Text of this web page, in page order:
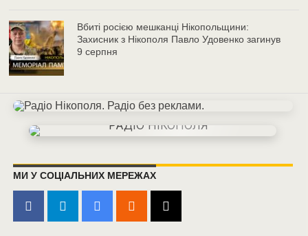
Вбиті росією мешканці Нікопольщини:
Захисник з Нікополя Павло Удовенко загинув
9 серпня
МИ У СОЦІАЛЬНИХ МЕРЕЖАХ